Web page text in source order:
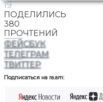
19
ПОДЕЛИЛИСЬ
380
ПРОЧТЕНИЙ
ФЕЙСБУК
ТЕЛЕГРАМ
ТВИТТЕР
Подписаться на ra.am: